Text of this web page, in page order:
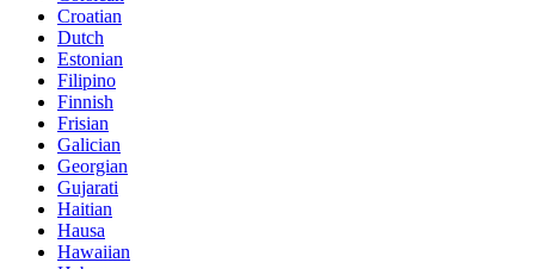
Croatian
Dutch
Estonian
Filipino
Finnish
Frisian
Galician
Georgian
Gujarati
Haitian
Hausa
Hawaiian